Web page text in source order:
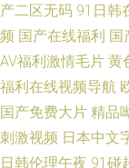
产二区无码 91日韩
频 国产在线福利 国
AV福利激情毛片 黄
福利在线视频导航
国产免费大片 精品
刺激视频 日本中文
日韩伦理午夜 91碰